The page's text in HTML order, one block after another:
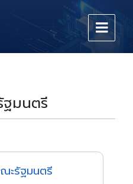
ฐมนตรี
ะรัฐมนตรี